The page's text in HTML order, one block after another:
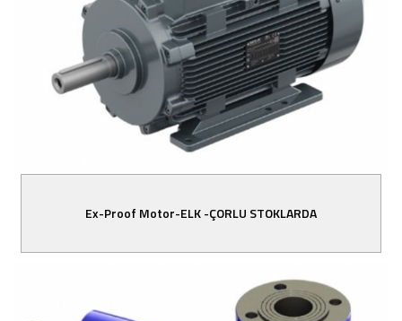
Ex-Proof Motor-ELK -ÇORLU STOKLARDA